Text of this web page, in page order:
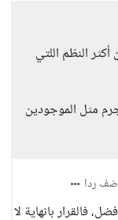
النظم اللتي
مثل الموجودين
ردا
فالقرار بانهاية لا